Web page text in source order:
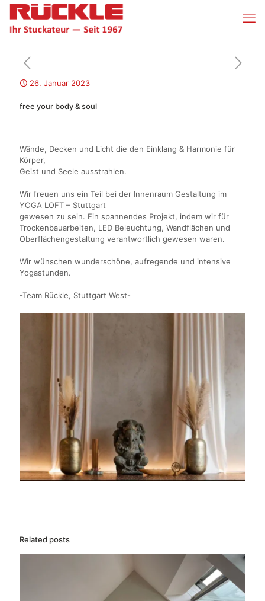
26. Januar 2023
free your body & soul
Wände, Decken und Licht die den Einklang & Harmonie für
Körper,
Geist und Seele ausstrahlen.
Wir freuen uns ein Teil bei der Innenraum Gestaltung im
YOGA LOFT – Stuttgart
gewesen zu sein. Ein spannendes Projekt, indem wir für
Trockenbauarbeiten, LED Beleuchtung, Wandflächen und
Oberflächengestaltung verantwortlich gewesen waren.
Wir wünschen wunderschöne, aufregende und intensive
Yogastunden.
-Team Rückle, Stuttgart West-
Related posts